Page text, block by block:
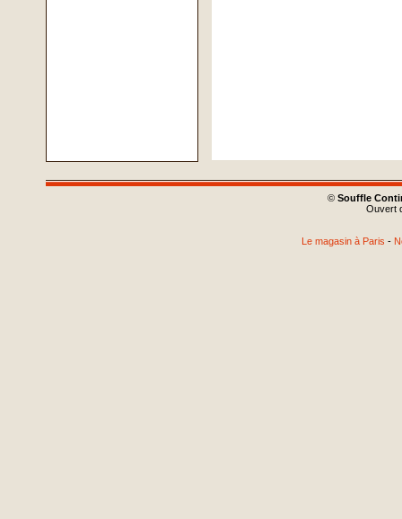
© Souffle
Ouvert
Le magasin à Paris -